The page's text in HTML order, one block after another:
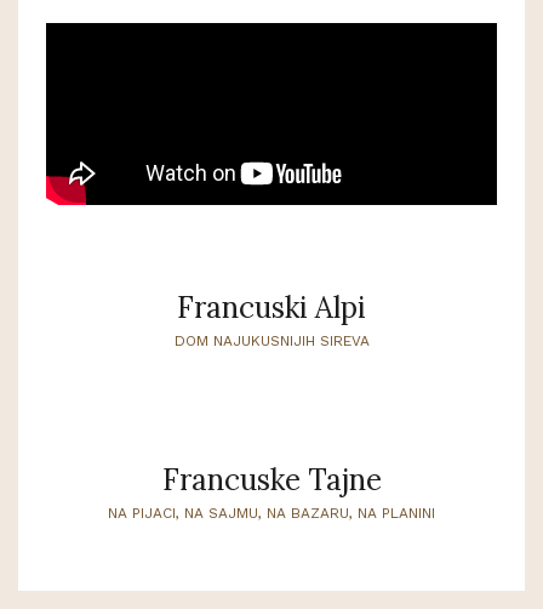
Francuski Alpi
DOM NAJUKUSNIJIH SIREVA
Francuske Tajne
NA PIJACI, NA SAJMU, NA BAZARU, NA PLANINI